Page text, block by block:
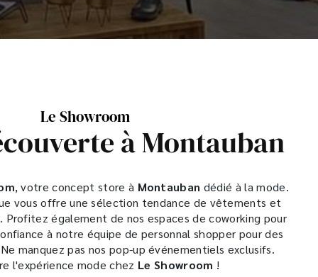
Le Showroom
à Montauban
, votre concept store à Montauban dédié à la mode.
vous offre une sélection tendance de vêtements et
Profitez également de nos espaces de coworking pour
à notre équipe de personnal shopper pour des
manquez pas nos pop-up événementiels exclusifs.
l'expérience mode chez Le Showroom !